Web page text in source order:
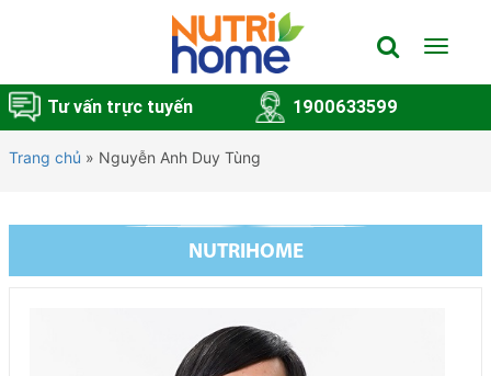
Toggle
Tư vấn trực tuyến 1900633599
Trang chủ » Nguyễn Anh Duy Tùng
NUTRIHOME